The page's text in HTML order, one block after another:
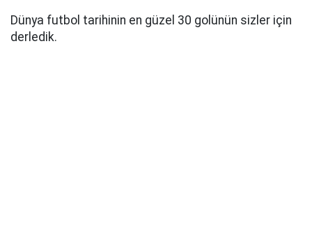
Dünya futbol tarihinin en güzel 30 golünün sizler için
derledik.